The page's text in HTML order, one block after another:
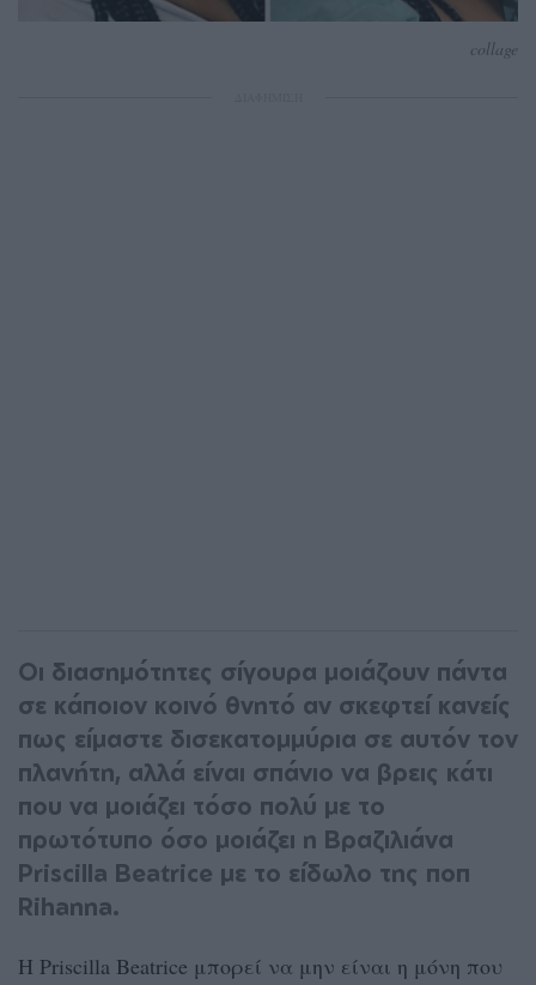
collage
Οι διασημότητες σίγουρα μοιάζουν πάντα
σε κάποιον κοινό θνητό αν σκεφτεί κανείς
πως είμαστε δισεκατομμύρια σε αυτόν τον
πλανήτη, αλλά είναι σπάνιο να βρεις κάτι
που να μοιάζει τόσο πολύ με το
πρωτότυπο όσο μοιάζει η Βραζιλιάνα
Priscilla Beatrice με το είδωλο της ποπ
Rihanna.
Η Priscilla Beatrice μπορεί να μην είναι η μόνη που